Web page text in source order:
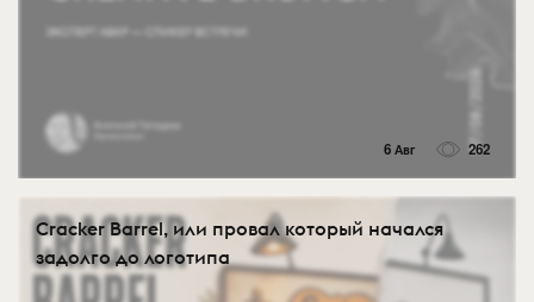
6 Авг 262
Cracker Barrel, или провал который начался
задолго до логотипа